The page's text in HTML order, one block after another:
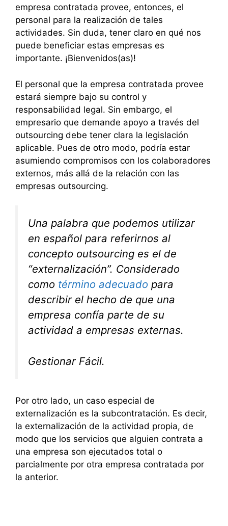
empresa contratada provee, entonces, el
personal para la realización de tales
actividades. Sin duda, tener claro en qué nos
puede beneficiar estas empresas es
importante. ¡Bienvenidos(as)!
El personal que la empresa contratada provee
estará siempre bajo su control y
responsabilidad legal. Sin embargo, el
empresario que demande apoyo a través del
outsourcing debe tener clara la legislación
aplicable. Pues de otro modo, podría estar
asumiendo compromisos con los colaboradores
externos, más allá de la relación con las
empresas outsourcing.
Una palabra que podemos utilizar
en español para referirnos al
concepto outsourcing es el de
“externalización”. Considerado
como término adecuado para
describir el hecho de que una
empresa confía parte de su
actividad a empresas externas.
Gestionar Fácil.
Por otro lado, un caso especial de
externalización es la subcontratación. Es decir,
la externalización de la actividad propia, de
modo que los servicios que alguien contrata a
una empresa son ejecutados total o
parcialmente por otra empresa contratada por
la anterior.